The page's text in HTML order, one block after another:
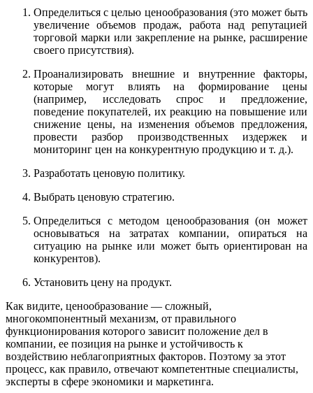
Определиться с целью ценообразования (это может быть
увеличение объемов продаж, работа над репутацией
торговой марки или закрепление на рынке, расширение
своего присутствия).
Проанализировать внешние и внутренние факторы,
которые могут влиять на формирование цены
(например, исследовать спрос и предложение,
поведение покупателей, их реакцию на повышение или
снижение цены, на изменения объемов предложения,
провести разбор производственных издержек и
мониторинг цен на конкурентную продукцию и т. д.).
Разработать ценовую политику.
Выбрать ценовую стратегию.
Определиться с методом ценообразования (он может
основываться на затратах компании, опираться на
ситуацию на рынке или может быть ориентирован на
конкурентов).
Установить цену на продукт.
Как видите, ценообразование — сложный,
многокомпонентный механизм, от правильного
функционирования которого зависит положение дел в
компании, ее позиция на рынке и устойчивость к
воздействию неблагоприятных факторов. Поэтому за этот
процесс, как правило, отвечают компетентные специалисты,
эксперты в сфере экономики и маркетинга.